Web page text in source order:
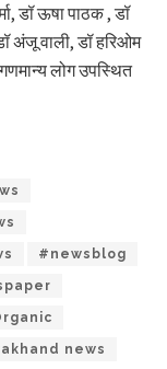
डॉ ऊषा पाठक , डॉ
अंजू वाली, डॉ हरिओम
लोग उपस्थित
#newsblog
news